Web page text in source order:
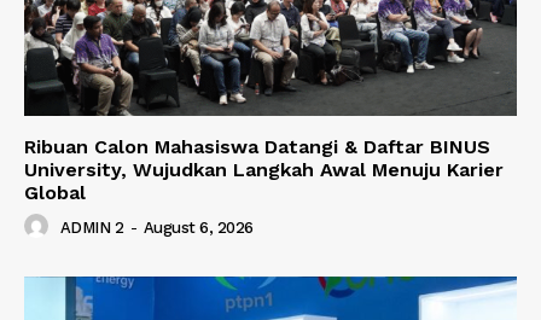
Ribuan Calon Mahasiswa Datangi & Daftar BINUS
University, Wujudkan Langkah Awal Menuju Karier
Global
ADMIN 2 - August 6, 2026